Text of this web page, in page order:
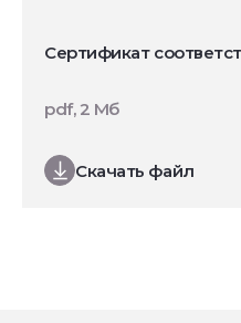
Сертификат
Скачать файл
pdf, 2 Мб